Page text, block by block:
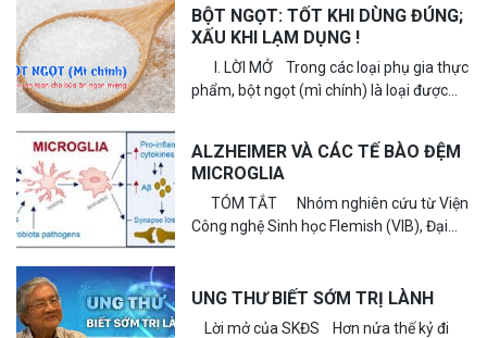
BỘT NGỌT: TỐT KHI DÙNG ĐÚNG;
XẤU KHI LẠM DỤNG !
I. LỜI MỞ Trong các loại phụ gia thực
phẩm, bột ngọt (mì chính) là loại được
ALZHEIMER VÀ CÁC TẾ BÀO ĐỆM
MICROGLIA
TÓM TẮT Nhóm nghiên cứu từ Viện
Công nghệ Sinh học Flemish (VIB), Đại
UNG THƯ BIẾT SỚM TRỊ LÀNH
Lời mở của SKĐS Hơn nửa thế kỷ đi